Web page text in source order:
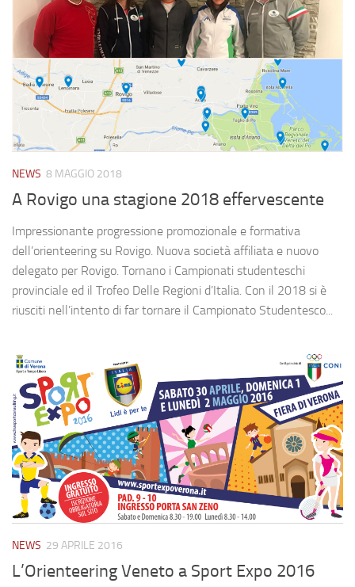
NEWS 8 MAGGIO 2018
A Rovigo una stagione 2018 effervescente
Impressionante progressione promozionale e formativa
dell’orienteering su Rovigo. Nuova società affiliata e nuovo
delegato per Rovigo. Tornano i Campionati studenteschi
provinciale ed il Trofeo Delle Regioni d’Italia. Con il 2018 si è
riusciti nell’intento di far tornare il Campionato Studentesco...
NEWS 29 APRILE 2016
L’Orienteering Veneto a Sport Expo 2016